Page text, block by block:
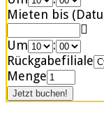
Mieten bis
Um
:
Rückgabefiliale
Menge